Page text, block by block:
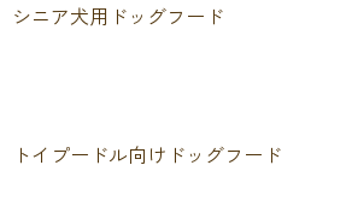
シニア犬用ドッグフード
トイプードル向けドッグフード